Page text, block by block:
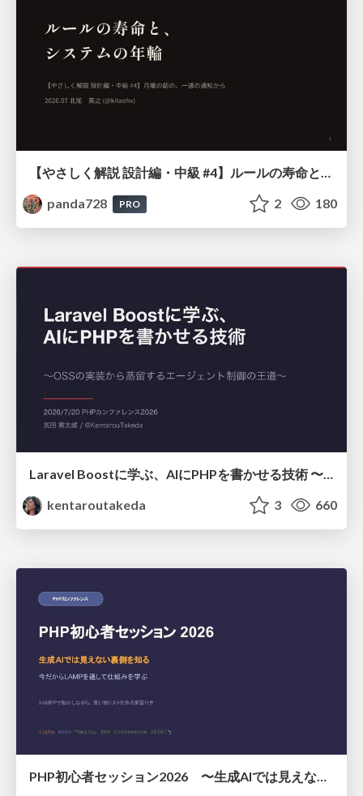
【やさしく解説 設計編・中級 #4】ルールの寿命と、システムの年輪
panda728
PRO 2 180
Laravel Boostに学ぶ、AIにPHPを書かせる技術 〜OSSの実装から蒸留するエージェント制御の王道〜
kentaroutakeda
3 660